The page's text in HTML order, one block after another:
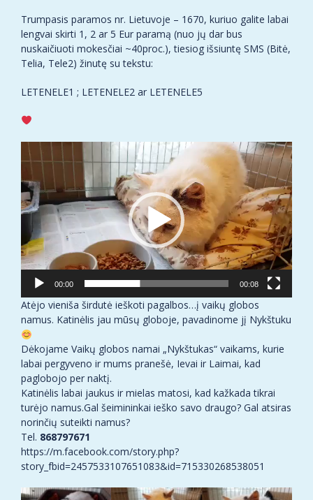
Trumpasis paramos nr. Lietuvoje – 1670, kuriuo galite labai
lengvai skirti 1, 2 ar 5 Eur paramą (nuo jų dar bus
nuskaičiuoti mokesčiai ~40proc.), tiesiog išsiuntę SMS (Bitė,
Telia, Tele2) žinutę su tekstu:
LETENELE1 ; LETENELE2 ar LETENELE5
Video
grotuvas
00:00 00:08
Atėjo vieniša širdutė ieškoti pagalbos…į vaikų globos
namus. Katinėlis jau mūsų globoje, pavadinome jį Nykštuku
Dėkojame Vaikų globos namai „Nykštukas“ vaikams, kurie
labai pergyveno ir mums pranešė, Ievai ir Laimai, kad
paglobojo per naktį.
Katinėlis labai jaukus ir mielas matosi, kad kažkada tikrai
turėjo namus.Gal šeimininkai ieško savo draugo? Gal atsiras
norinčių suteikti namus?
Tel. 868797671
https://m.facebook.com/story.php?
story_fbid=2457533107651083&id=715330268538051